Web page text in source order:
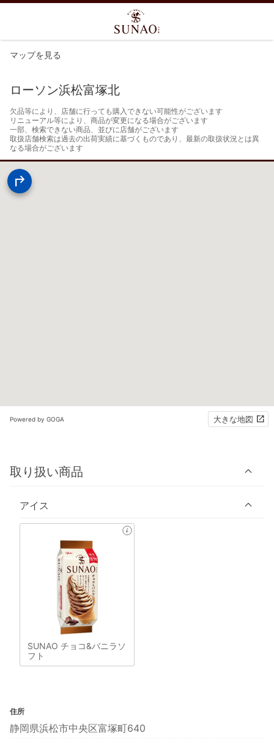
マップを見る
ローソン浜松富塚北
欠品等により、店舗に行っても購入できない可能性がございます
リニューアル等により、商品が変更になる場合がございます
一部、検索できない商品、並びに店舗がございます
取扱店舗検索は過去の出荷実績に基づくものであり、最新の取扱状況とは異
なる場合がございます
Powered by GOGA 大きな地図
取り扱い商品
アイス
SUNAO チョコ&バニラソ
フト
住所
静岡県浜松市中央区富塚町640